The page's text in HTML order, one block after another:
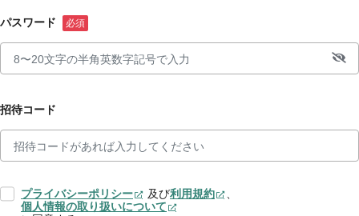
パスワード
招待コード
プライバシーポリシー 及び利用規約
、
個人情報の取り扱いについて